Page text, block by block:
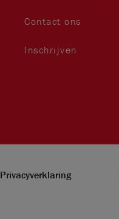
Contact ons
Inschrijven
Privacyverklaring